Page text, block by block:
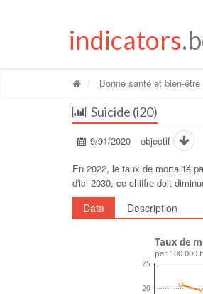
indicators
Bonne santé et bien-être
Suicide (i20)
9/91/2020 objectif
En 2022, le taux de mortalité
d'ici 2030, ce chiffre doit
Data Description
20
25
Taux de
par 100.000